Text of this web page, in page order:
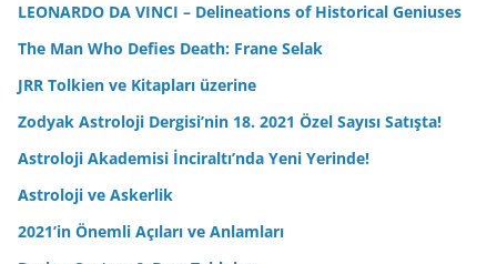
LEONARDO DA VINCI – Delineations of Historical Geniuses
The Man Who Defies Death: Frane Selak
JRR Tolkien ve Kitapları üzerine
Zodyak Astroloji Dergisi’nin 18. 2021 Özel Sayısı Satışta!
Astroloji Akademisi İnciraltı’nda Yeni Yerinde!
Astroloji ve Askerlik
2021’in Önemli Açıları ve Anlamları